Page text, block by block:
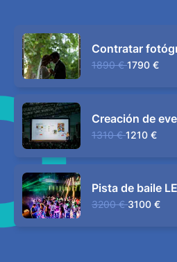
Contratar
1890 € 1790 €
Creación de
1310 € 1210 €
Pista de baile
3200 € 3100 €